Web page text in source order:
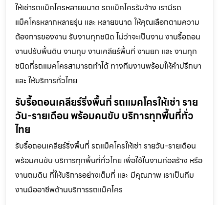
ให้เช่ารถแม็คโครหลายขนาด รถแม็คโครรับจ้าง เรามีรถ
แม็คโครหลากหลายรุ่น และ หลายขนาด ให้คุณเลือกตามความ
ต้องการของงาน รับงานทุกชนิด ไม่ว่าจะเป็นงาน งานรื้อถอน
งานปรับพื้นดิน งานทุบ งานเคลียร์พื้นที่ งานยก และ งานทุก
ชนิดที่รถแมคโครสามารถทำได้ ทางทีมงานพร้อมให้คำปรึกษา
และ ให้บริการทั่วไทย
รับรื้อถอนเคลียร์ริ่งพื้นที่ รถแมคโครให้เช่า ราย
วัน-รายเดือน พร้อมคนขับ บริการทุกพื้นที่ทั่ว
ไทย
รับรื้อถอนเคลียร์ริ่งพื้นที่ รถแม็คโครให้เช่า รายวัน-รายเดือน
พร้อมคนขับ บริการทุกพื้นที่ทั่วไทย เพื่อใช้ในงานก่อสร้าง หรือ
งานถมดิน ที่ให้บริการอย่างเต็มที่ และ มีคุณภาพ เราเป็นทีม
งานมืออาชีพด้านบริการรถแม็คโคร